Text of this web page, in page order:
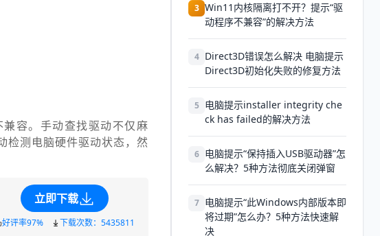
容。手动查找驱动不仅麻
检测电脑硬件驱动状态，然
立即下载
好评率97% 下载次数：5435811
3 Win11内核隔离打不开？提示“驱
动程序不兼容”的解决方法
4 Direct3D错误怎么解决 电脑提示
Direct3D初始化失败的修复方法
5 电脑提示installer integrity che
ck has failed的解决方法
6 电脑提示“保持插入USB驱动器”怎
么解决？5种方法彻底关闭弹窗
7 电脑提示“此Windows内部版本即
将过期”怎么办？5种方法快速解
决